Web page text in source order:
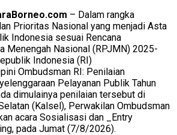
– Dalam rangka
Prioritas Nasional yang menjadi Asta
Indonesia sesuai Rencana
Menengah Nasional (RPJMN) 2025-
Indonesia (RI)
Ombudsman RI: Penilaian
Pelayanan Publik Tahun
dimulainya penilaian tersebut di
(Kalsel), Perwakilan Ombudsman
acara Sosialisasi dan _Entry
pada Jumat (7/8/2026).